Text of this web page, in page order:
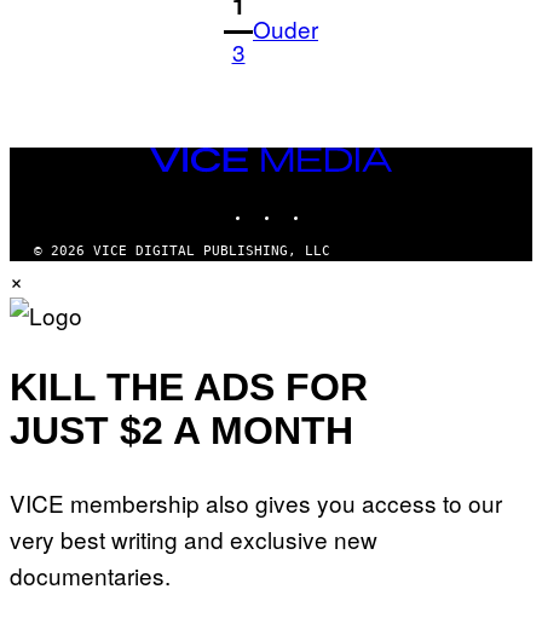
3
Ouder
VICE
MEDIA
© 2026 VICE DIGITAL PUBLISHING, LLC
×
KILL THE ADS FOR
JUST $2 A MONTH
VICE membership also gives you access to our
very best writing and exclusive new
documentaries.